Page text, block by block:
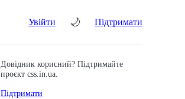
Увійти 🌙 Підтримати
Довідник корисний? Підтримайте
проєкт css.in.ua.
Підтримати